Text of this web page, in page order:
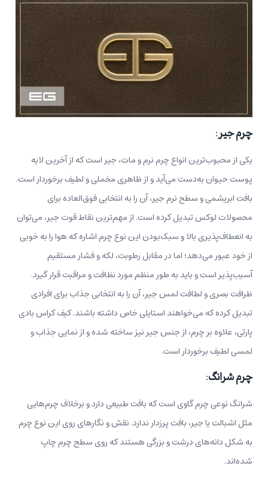
چرم جیر:
یکی از محبوب‌ترین انواع چرم نرم و مات، جیر است که از آخرین لایه
پوست حیوان به‌دست می‌آید و از ظاهری مخملی و لطیف برخوردار است.
بافت ابریشمی و سطح نرم جیر، آن را به انتخابی فوق‌العاده برای
محصولات لوکس تبدیل کرده است. از مهم‌ترین نقاط قوت جیر، می‌توان
به انعطاف‌پذیری بالا و سبک‎‌بودن این نوع چرم اشاره که هوا را به خوبی
از خود عبور می‌دهد؛ اما در مقابل رطوبت، لکه و فشار مستقیم
آسیب‌‌پذیر است و باید به طور منظم مورد نظافت و مراقبت قرار گیرد.
ظرافت بصری و لطافت لمس جیر، آن را به انتخابی جذاب برای افرادی
تبدیل کرده که می‌خواهند استایلی خاص داشته باشند. کیف کراس بادی
پارتی، علاوه بر چرم، از جنس جیر نیز ساخته شده و از نمایی جذاب و
لمسی لطیف برخوردار است.
چرم شرانگ:
شرانگ نوعی چرم گاوی است که بافت طبیعی دارد و برخلاف چرم‌هایی
مثل اشبالت یا جیر، بافت پرزدار ندارد. نقش و نگارهای روی این نوع چرم
به شکل دانه‌های درشت و بزرگی هستند که روی سطح چرم چاپ
شده‌اند.